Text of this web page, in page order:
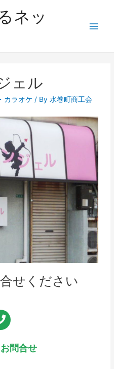
ネッ
ェル
カラオケ / By水巻町商工会
せください
問合せ